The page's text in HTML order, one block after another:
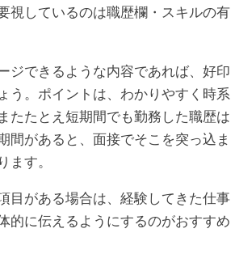
視しているのは職歴欄・スキルの有
ジできるような内容であれば、好印
う。ポイントは、わかりやすく時系
たたとえ短期間でも勤務した職歴は
間があると、面接でそこを突っ込ま
ます。
目がある場合は、経験してきた仕事
的に伝えるようにするのがおすすめ